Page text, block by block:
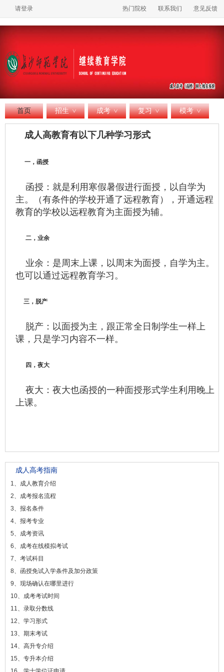
请登录 热门院校 联系我们 意见反馈
首页 招生 > 成考 > 复习 > 模考 >
成人高教育有以下几种学习形式
一，函授
函授：就是利用寒假暑假进行面授，以自学为
主。（有条件的学校开通了远程教育），开通远程
教育的学校以远程教育为主面授为辅。
二，业余
业余：是周末上课，以周末为面授，自学为主。
也可以通过远程教育学习。
三，脱产
脱产：以面授为主，跟正常全日制学生一样上
课，只是学习内容不一样。
四，夜大
夜大：夜大也函授的一种面授形式学生利用晚上
上课。
成人高考指南
1、成人教育介绍
2、成考报名流程
3、报名条件
4、报考专业
5、成考资讯
6、成考在线模拟考试
7、考试科目
8、函授免试入学条件及加分政策
9、现场确认在哪里进行
10、成考考试时间
11、录取分数线
12、学习形式
13、期末考试
14、高升专介绍
15、专升本介绍